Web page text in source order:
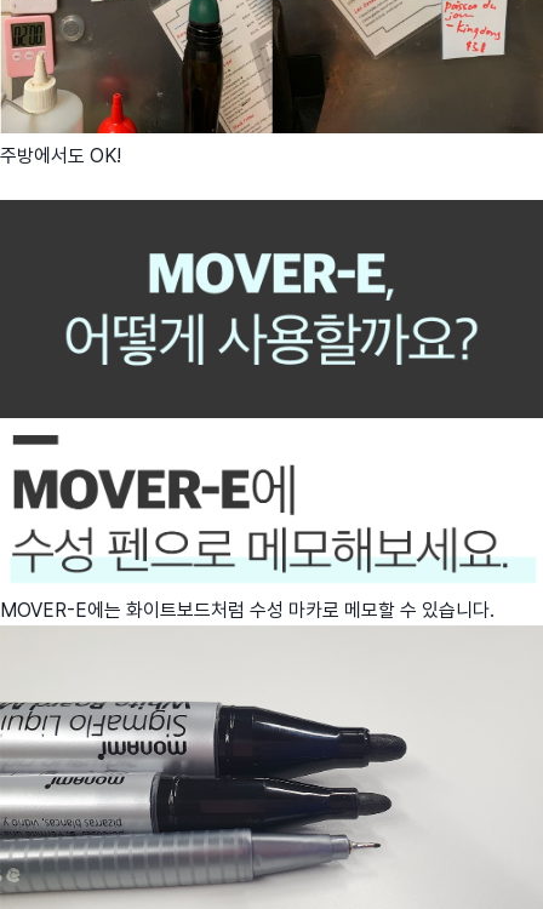
주방에서도 OK!
MOVER-E에는 화이트보드처럼 수성 마카로 메모할 수 있습니다.